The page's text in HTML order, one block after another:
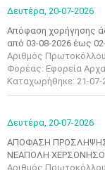
Δευτέρα, 20-07-2026
Απόφαση χορήγησης
από 03-08-2026 έως
Αριθμός
Φορέας: Εφορεία
Καταχωρήθηκε: 21-07-
Δευτέρα, 20-07-2026
ΑΠΟΦΑΣΗ
ΝΕΑΠΟΛΗ
Αριθμός